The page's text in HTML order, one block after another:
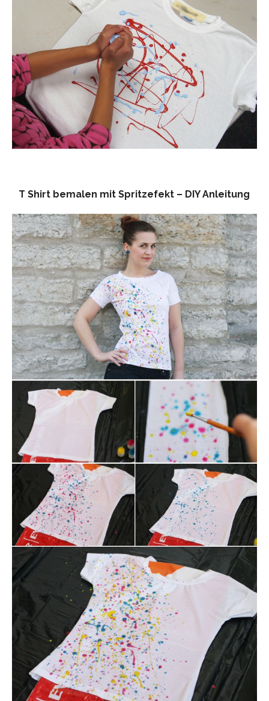
T Shirt bemalen mit Spritzefekt – DIY Anleitung